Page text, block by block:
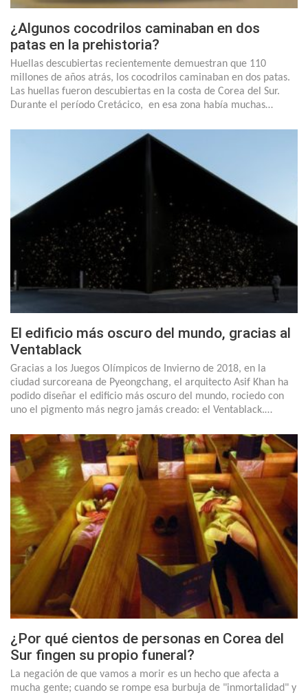
¿Algunos cocodrilos caminaban en dos
patas en la prehistoria?
Huellas descubiertas recientemente demuestran que 110
millones de años atrás, los cocodrilos caminaban en dos patas.
Las huellas fueron descubiertas en la costa de Corea del Sur.
Durante el período Cretácico, en esa zona había muchas…
El edificio más oscuro del mundo, gracias al
Ventablack
Gracias a los Juegos Olímpicos de Invierno de 2018, en la
ciudad surcoreana de Pyeongchang, el arquitecto Asif Khan ha
podido diseñar el edificio más oscuro del mundo, rociedo con
uno el pigmento más negro jamás creado: el Ventablack.…
¿Por qué cientos de personas en Corea del
Sur fingen su propio funeral?
La negación de que vamos a morir es un hecho que afecta a
mucha gente; cuando se rompe esa burbuja de "inmortalidad" y